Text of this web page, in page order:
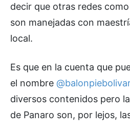
decir que otras redes como
son manejadas con
local.
Es que en la cuenta que
el nombre
diversos contenidos pero
de Panaro son, por lejos,